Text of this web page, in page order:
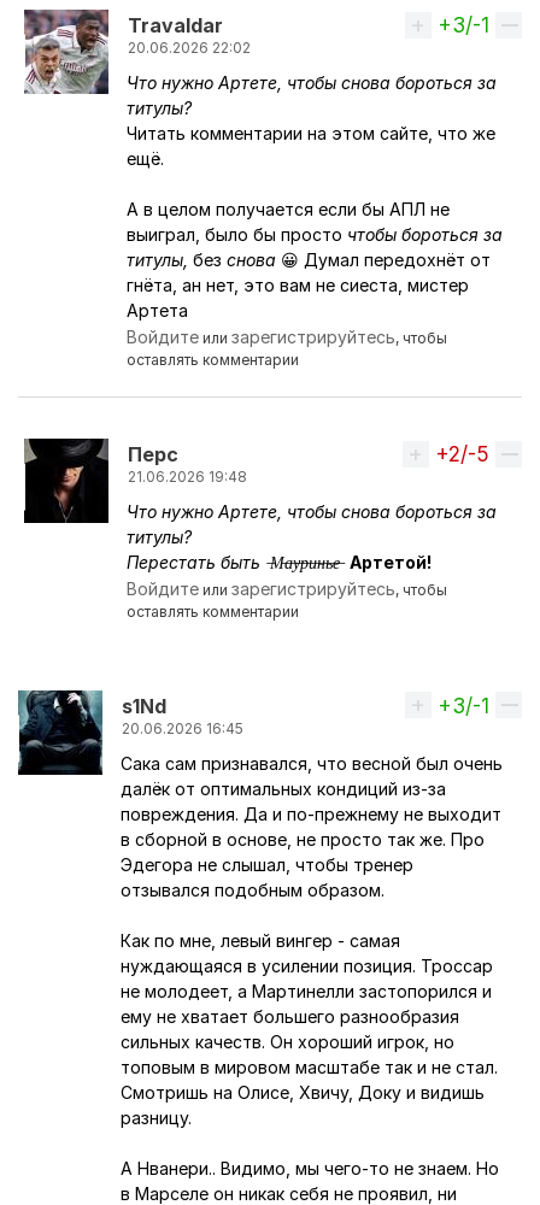
Travaldar
20.06.2026 22:02
Ответ на комментарий пользователя
Вверх
+3/-1
Что нужно Артете, чтобы снова бороться за
титулы?
Читать комментарии на этом сайте, что же
ещё.
А в целом получается если бы АПЛ не
выиграл, было бы просто чтобы бороться за
титулы,без снова 😀 Думал передохнёт от
гнёта, ан нет, это вам не сиеста, мистер
Артета
Войдите илизарегистрируйтесь, чтобы
оставлять комментарии
Перс
21.06.2026 19:48
Ответ на комментарий пользователя
Вверх
+2/-5
Что нужно Артете, чтобы снова бороться за
титулы?
Перестать быть ̶М̶а̶у̶р̶и̶н̶ь̶е̶ Артетой!
Войдите илизарегистрируйтесь, чтобы
оставлять комментарии
s1Nd
20.06.2026 16:45
Вверх
+3/-1
Сака сам признавался, что весной был очень
далёк от оптимальных кондиций из-за
повреждения. Да и по-прежнему не выходит
в сборной в основе, не просто так же. Про
Эдегора не слышал, чтобы тренер
отзывался подобным образом.
Как по мне, левый вингер - самая
нуждающаяся в усилении позиция. Троссар
не молодеет, а Мартинелли застопорился и
ему не хватает большего разнообразия
сильных качеств. Он хороший игрок, но
топовым в мировом масштабе так и не стал.
Смотришь на Олисе, Хвичу, Доку и видишь
разницу.
А Нванери.. Видимо, мы чего-то не знаем. Но
в Марселе он никак себя не проявил, ни